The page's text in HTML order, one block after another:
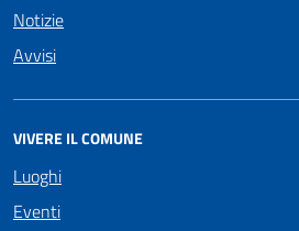
Notizie
Avvisi
VIVERE IL COMUNE
Luoghi
Eventi